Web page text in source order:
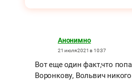
Анонимно
21 июля 2021 в 10:37
Вот еще один факт,что
Воронкову, Вольвич